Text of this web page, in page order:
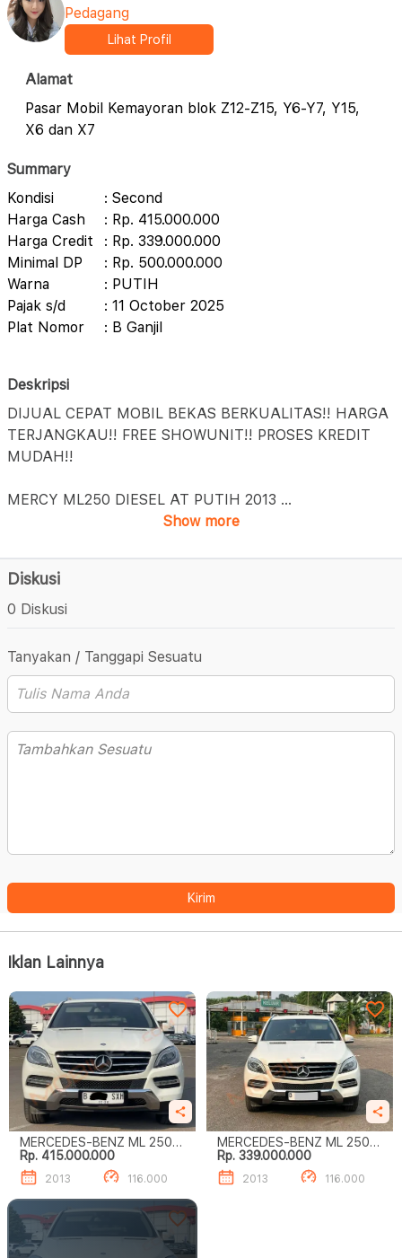
Pedagang
Lihat Profil
Alamat
Pasar Mobil Kemayoran blok Z12-Z15, Y6-Y7, Y15,
X6 dan X7
Summary
Kondisi
: Second
Harga Cash
: Rp. 415.000.000
Harga Credit
: Rp. 339.000.000
Minimal DP
: Rp. 500.000.000
Warna
: PUTIH
Pajak s/d
: 11 October 2025
Plat Nomor
: B Ganjil
Deskripsi
DIJUAL CEPAT MOBIL BEKAS BERKUALITAS!! HARGA
TERJANGKAU!! FREE SHOWUNIT!! PROSES KREDIT
MUDAH!!
MERCY ML250 DIESEL AT PUTIH 2013 ...
Show more
Diskusi
0 Diskusi
Tanyakan / Tanggapi Sesuatu
Kirim
Iklan Lainnya
MERCEDES-BENZ ML 250
CDI
Rp. 415.000.000
2013 116.000
MERCEDES-BENZ ML 250
CDI
Rp. 339.000.000
2013 116.000